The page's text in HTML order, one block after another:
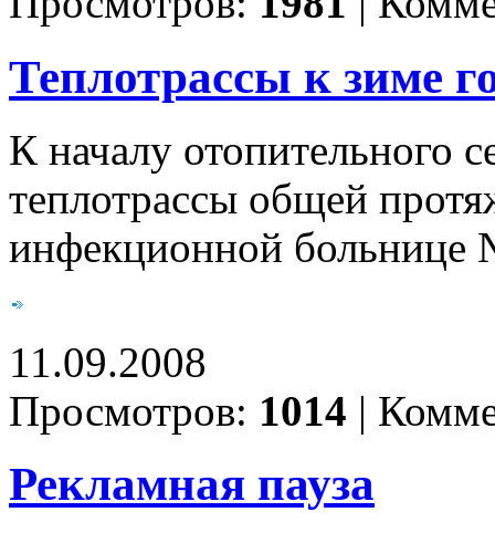
Теплотрассы к зиме
К началу отопительного
теплотрассы общей
инфекционной больнице
11.09.2008
Просмотров: 1014 |
Рекламная пауза